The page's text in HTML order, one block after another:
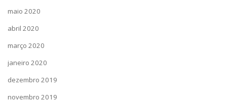
maio 2020
abril 2020
março 2020
janeiro 2020
dezembro 2019
novembro 2019